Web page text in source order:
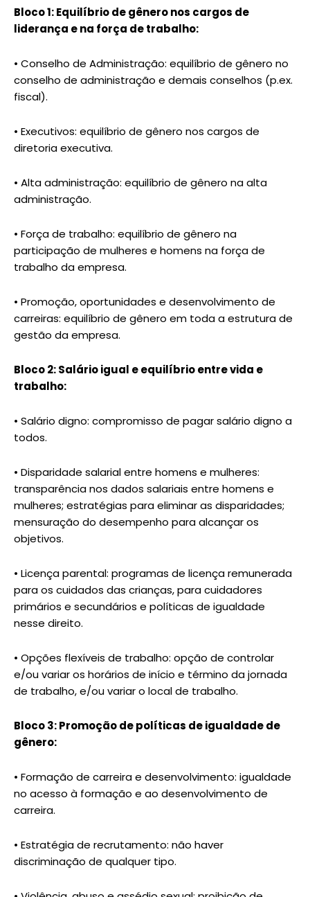
Bloco 1: Equilíbrio de gênero nos cargos de
liderança e na força de trabalho:
• Conselho de Administração: equilíbrio de gênero no
conselho de administração e demais conselhos (p.ex.
fiscal).
• Executivos: equilíbrio de gênero nos cargos de
diretoria executiva.
• Alta administração: equilíbrio de gênero na alta
administração.
• Força de trabalho: equilíbrio de gênero na
participação de mulheres e homens na força de
trabalho da empresa.
• Promoção, oportunidades e desenvolvimento de
carreiras: equilíbrio de gênero em toda a estrutura de
gestão da empresa.
Bloco 2: Salário igual e equilíbrio entre vida e
trabalho:
• Salário digno: compromisso de pagar salário digno a
todos.
• Disparidade salarial entre homens e mulheres:
transparência nos dados salariais entre homens e
mulheres; estratégias para eliminar as disparidades;
mensuração do desempenho para alcançar os
objetivos.
• Licença parental: programas de licença remunerada
para os cuidados das crianças, para cuidadores
primários e secundários e políticas de igualdade
nesse direito.
• Opções flexíveis de trabalho: opção de controlar
e/ou variar os horários de início e término da jornada
de trabalho, e/ou variar o local de trabalho.
Bloco 3: Promoção de políticas de igualdade de
gênero:
• Formação de carreira e desenvolvimento: igualdade
no acesso à formação e ao desenvolvimento de
carreira.
• Estratégia de recrutamento: não haver
discriminação de qualquer tipo.